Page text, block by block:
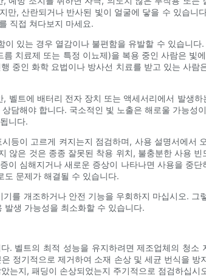
, 산란되거나 반사된 빛이 얼굴에 닿을 수 있습니
직접 쳐다보지 마세요.
있는 경우 열감이나 불편함을 유발할 수 있습니
치료제 또는 특정 이뇨제)을 복용 중인 사람은 빛
중인 화학 요법이나 방사선 치료를 받고 있는 사람
트에 배터리 전자 장치 또는 액세서리에서 발생
담해야 합니다. 국소적인 빛 노출은 해로울 가능성
니다.
등이 고르게 켜지는지 점검하며, 사용 설명서에서
은 것은 종종 잘못된 착용 위치, 불충분한 사용 빈
심해지거나 새로운 증상이 나타나면 사용을 중단
도 문제가 해결될 수 있습니다.
를 개조하거나 안전 기능을 우회하지 마십시오. 그
생 가능성을 최소화할 수 있습니다.
. 벨트의 최적 성능을 유지하려면 제조업체의 청소
정기적으로 제거하여 소재 손상 및 세균 번식을 방
는지, 패딩이 손상되었는지 주기적으로 점검하십시